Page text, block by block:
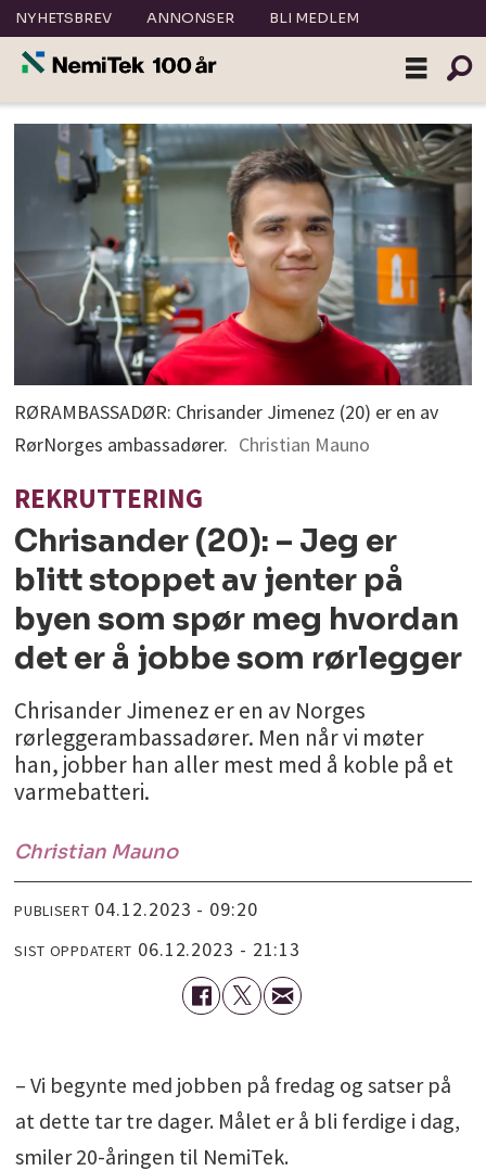
NYHETSBREV ANNONSER BLI MEDLEM
RØRAMBASSADØR: Chrisander Jimenez (20) er en av
RørNorges ambassadører. Christian Mauno
REKRUTTERING
Chrisander (20): – Jeg er
blitt stoppet av jenter på
byen som spør meg hvordan
det er å jobbe som rørlegger
Chrisander Jimenez er en av Norges
rørleggerambassadører. Men når vi møter
han, jobber han aller mest med å koble på et
varmebatteri.
Christian Mauno
PUBLISERT 04.12.2023 - 09:20
SIST OPPDATERT 06.12.2023 - 21:13
– Vi begynte med jobben på fredag og satser på
at dette tar tre dager. Målet er å bli ferdige i dag,
smiler 20-åringen til NemiTek.